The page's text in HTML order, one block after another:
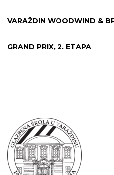
VARAŽDIN WOODWIND &
GRAND PRIX, 2. ETAPA